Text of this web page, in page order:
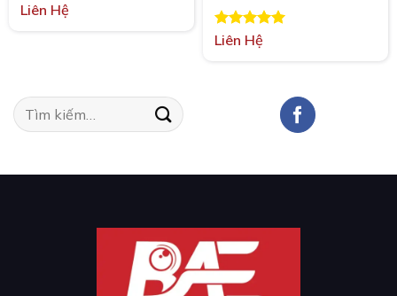
Liên Hệ
Được xếp
5.00
Liên Hệ
Tìm
kiếm: